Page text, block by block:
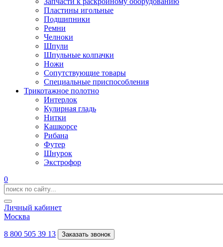
Пластины игольные
Подшипники
Ремни
Челноки
Шпули
Шпульные колпачки
Ножи
Сопутствующие товары
Специальные приспособления
Трикотажное полотно
Интерлок
Кулирная гладь
Нитки
Кашкорсе
Рибана
Футер
Шнурок
Экстрофор
0
Личный кабинет
Москва
8 800 505 39 13 Заказать звонок